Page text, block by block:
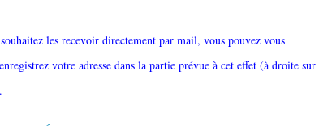
les recevoir directement par mail, vous pouvez vous
votre adresse dans la partie prévue à cet effet (à droite sur